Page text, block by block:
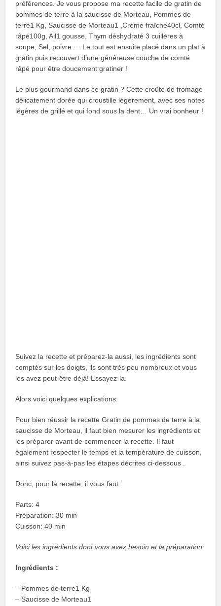
préférences. Je vous propose ma recette facile de gratin de
pommes de terre à la saucisse de Morteau, Pommes de
terre1 Kg, Saucisse de Morteau1 ,Crème fraîche40cl, Comté
râpé100g, Ail1 gousse, Thym déshydraté 3 cuillères à
soupe, Sel, poivre … Le tout est ensuite placé dans un plat à
gratin puis recouvert d’une généreuse couche de comté
râpé pour être doucement gratiner !
Le plus gourmand dans ce gratin ? Cette croûte de fromage
délicatement dorée qui croustille légèrement, avec ses notes
légères de grillé et qui fond sous la dent… Un vrai bonheur !
Suivez la recette et préparez-la aussi, les ingrédients sont
comptés sur les doigts, ils sont très peu nombreux et vous
les avez peut-être déjà! Essayez-la.
Alors voici quelques explications:
Pour bien réussir la recette Gratin de pommes de terre à la
saucisse de Morteau, il faut bien mesurer les ingrédients et
les préparer avant de commencer la recette. Il faut
également respecter le temps et la température de cuisson,
ainsi suivez pas-à-pas les étapes décrites ci-dessous .
Donc, pour la recette, il vous faut :
Parts: 4
Préparation: 30 min
Cuisson: 40 min
Voici les ingrédients dont vous avez besoin et la préparation:
Ingrédients :
– Pommes de terre1 Kg
– Saucisse de Morteau1